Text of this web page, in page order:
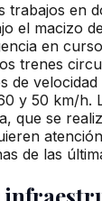
trabajos en
el macizo
en
trenes
de
y 50 km/h.
que se
de las